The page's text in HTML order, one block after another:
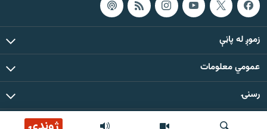
زموږ له پاڼې
عمومي معلومات
رسنۍ
د دې ووبپاڼې د ټولو مطالبو حقوق له مشال راډیو سره خوندي دي